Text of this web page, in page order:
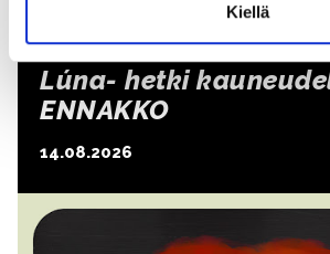
Kiellä
Lúna- hetki
ENNAKKO
14.08.2026